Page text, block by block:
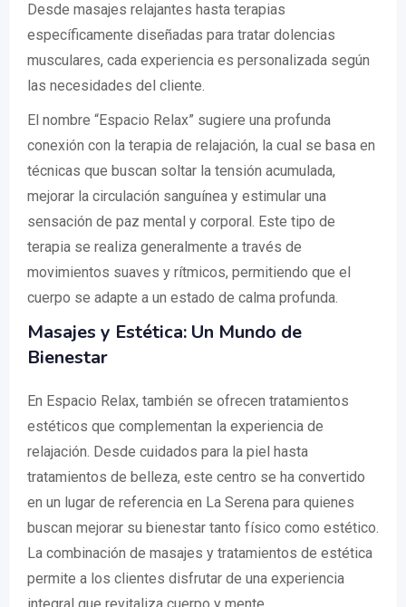
Desde masajes relajantes hasta terapias
específicamente diseñadas para tratar dolencias
musculares, cada experiencia es personalizada según
las necesidades del cliente.
El nombre “Espacio Relax” sugiere una profunda
conexión con la terapia de relajación, la cual se basa en
técnicas que buscan soltar la tensión acumulada,
mejorar la circulación sanguínea y estimular una
sensación de paz mental y corporal. Este tipo de
terapia se realiza generalmente a través de
movimientos suaves y rítmicos, permitiendo que el
cuerpo se adapte a un estado de calma profunda.
Masajes y Estética: Un Mundo de
Bienestar
En Espacio Relax, también se ofrecen tratamientos
estéticos que complementan la experiencia de
relajación. Desde cuidados para la piel hasta
tratamientos de belleza, este centro se ha convertido
en un lugar de referencia en La Serena para quienes
buscan mejorar su bienestar tanto físico como estético.
La combinación de masajes y tratamientos de estética
permite a los clientes disfrutar de una experiencia